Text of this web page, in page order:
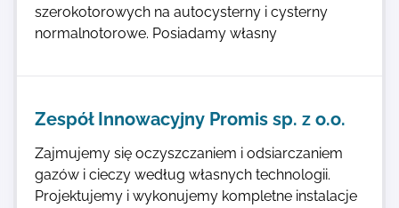
szerokotorowych na autocysterny i cysterny
normalnotorowe. Posiadamy własny
Zespół Innowacyjny Promis sp. z o.o.
Zajmujemy się oczyszczaniem i odsiarczaniem
gazów i cieczy według własnych technologii.
Projektujemy i wykonujemy kompletne instalacje